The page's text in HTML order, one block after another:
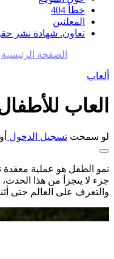
خطأ 404
المعلنين
تعاون. شهادة نشر
الصفحة الرئيسية
ألعاب
العاب
لو سمحت تسجيل الدخول أو
نمو الطفل هو عملية معقدة
جزء لا يتجزأ من هذا
والتعرف على العالم حتى